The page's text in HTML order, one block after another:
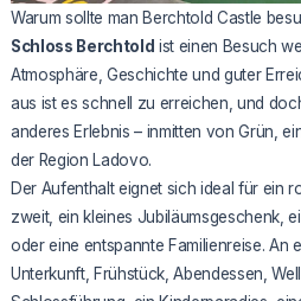
Warum sollte man Berchtold Castle
Schloss Berchtold ist einen Besuch
Atmosphäre, Geschichte und guter
aus ist es schnell zu erreichen, und
anderes Erlebnis – inmitten von Grün,
der Region Ladovo.
Der Aufenthalt eignet sich ideal für ein
zweit, ein kleines Jubiläumsgeschenk,
oder eine entspannte Familienreise. An
Unterkunft, Frühstück, Abendessen,